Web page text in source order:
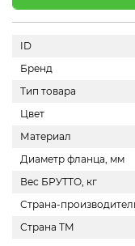
ID
Бренд
Тип товара
Цвет
Материал
Диаметр фланца, мм
Вес БРУТТО, кг
Страна-
Страна ТМ